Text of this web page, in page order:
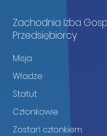
Zachodnia Izba
Przedsiębiorcy
Misja
Władze
Statut
Członkowie
Zostań członkiem